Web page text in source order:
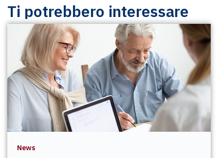
Ti potrebbero interessare
News